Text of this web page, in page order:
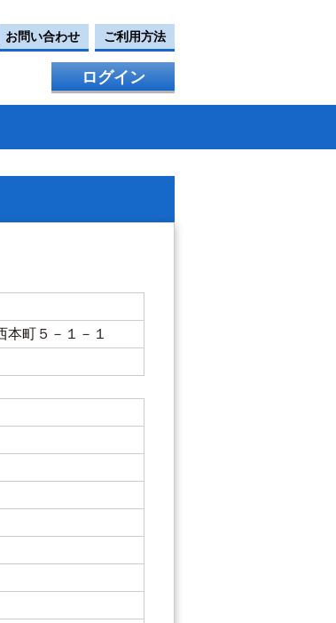
お問い合わせ ご利用方法
ログイン
本町５－１－１